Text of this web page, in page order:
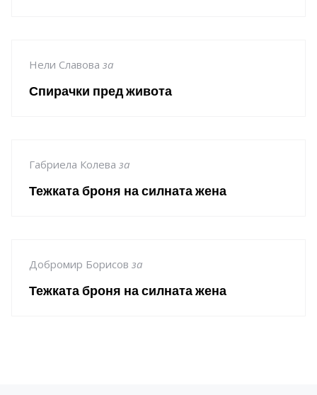
Нели Славова за
Спирачки пред живота
Габриела Колева за
Тежката броня на силната жена
Добромир Борисов за
Тежката броня на силната жена